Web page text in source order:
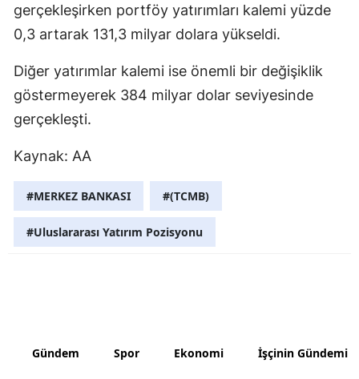
Sakarya
Siirt
gerçekleşirken portföy yatırımları kalemi yüzde
0,3 artarak 131,3 milyar dolara yükseldi.
Diğer yatırımlar kalemi ise önemli bir değişiklik
göstermeyerek 384 milyar dolar seviyesinde
gerçekleşti.
Kaynak: AA
#MERKEZ BANKASI #(TCMB)
#Uluslararası Yatırım Pozisyonu
Gündem Spor Ekonomi İşçinin Gündemi